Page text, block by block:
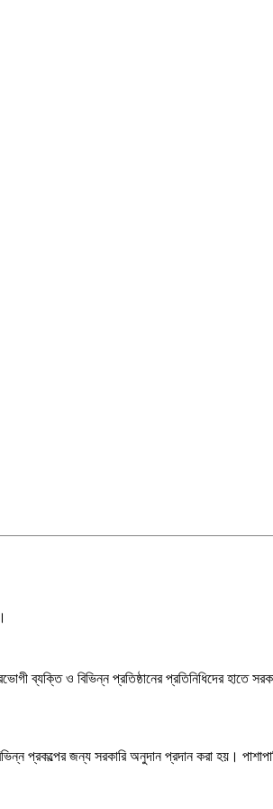
ও বিভিন্ন প্রতিষ্ঠানের প্রতিনিধিদের হাতে
প্রকল্পের জন্য সরকারি অনুদান প্রদান করা হয়।